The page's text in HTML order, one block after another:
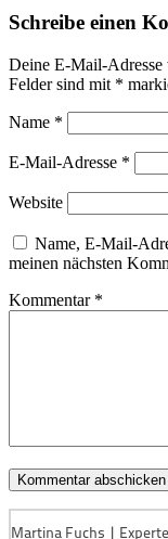
Schreibe einen
Deine E-Mail-
Felder sind mit *
Name *
E-Mail-Adresse *
Website
Name, E-Mail-
meinen nächsten
Kommentar *